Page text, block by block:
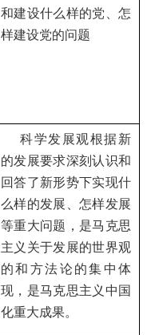
和建设什么样的党、怎
样建设党的问题
科学发展观根据新
的发展要求深刻认识和
回答了新形势下实现什
么样的发展、怎样发展
等重大问题，是马克思
主义关于发展的世界观
的和方法论的集中体
现，是马克思主义中国
化重大成果。